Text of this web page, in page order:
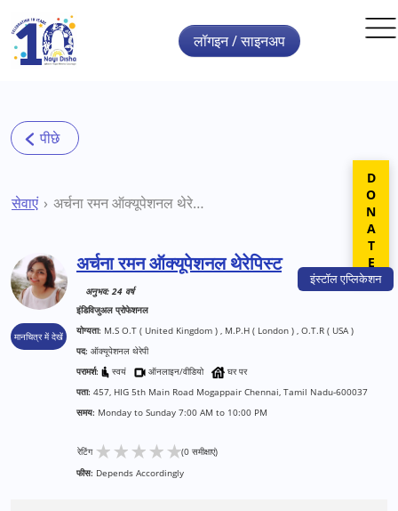
Skip to main content
इंस्टॉलएप्लिकेशन
लॉगइन / साइनअप
सेवाएं अर्चना रमन ऑक्यूपेशनल थेरेपिस्ट
मानचित्र में देखें
अर्चना रमन ऑक्यूपेशनल थेरेपिस्ट
अनुभव: 24 वर्ष
इंडिविजुअल प्रोफेशनल
योग्यता: M.S O.T ( United Kingdom ) , M.P.H ( London ) , O.T.R ( USA )
पद: ऑक्यूपेशनल थेरेपी
परामर्श:
स्वयं ऑनलाइन/वीडियो
घर पर
पता: 457, HIG 5th Main Road Mogappair Chennai, Tamil Nadu-600037
समय: Monday to Sunday 7:00 AM to 10:00 PM
रेटिंग ★★★★★(0 समीक्षाएं)
फीस: Depends Accordingly
DONATE